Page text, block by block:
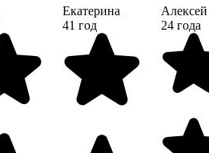
Екатерина
41 год
Алексей
24 года